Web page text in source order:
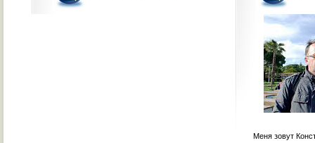
Меня зовут